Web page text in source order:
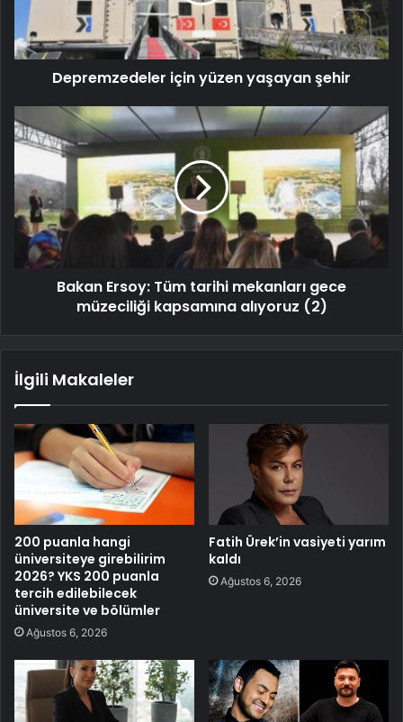
Depremzedeler için yüzen yaşayan şehir
Bakan Ersoy: Tüm tarihi mekanları gece
müzeciliği kapsamına alıyoruz (2)
İlgili Makaleler
200 puanla hangi
üniversiteye girebilirim
2026? YKS 200 puanla
tercih edilebilecek
üniversite ve bölümler
Ağustos 6, 2026
Fatih Ürek’in vasiyeti yarım
kaldı
Ağustos 6, 2026